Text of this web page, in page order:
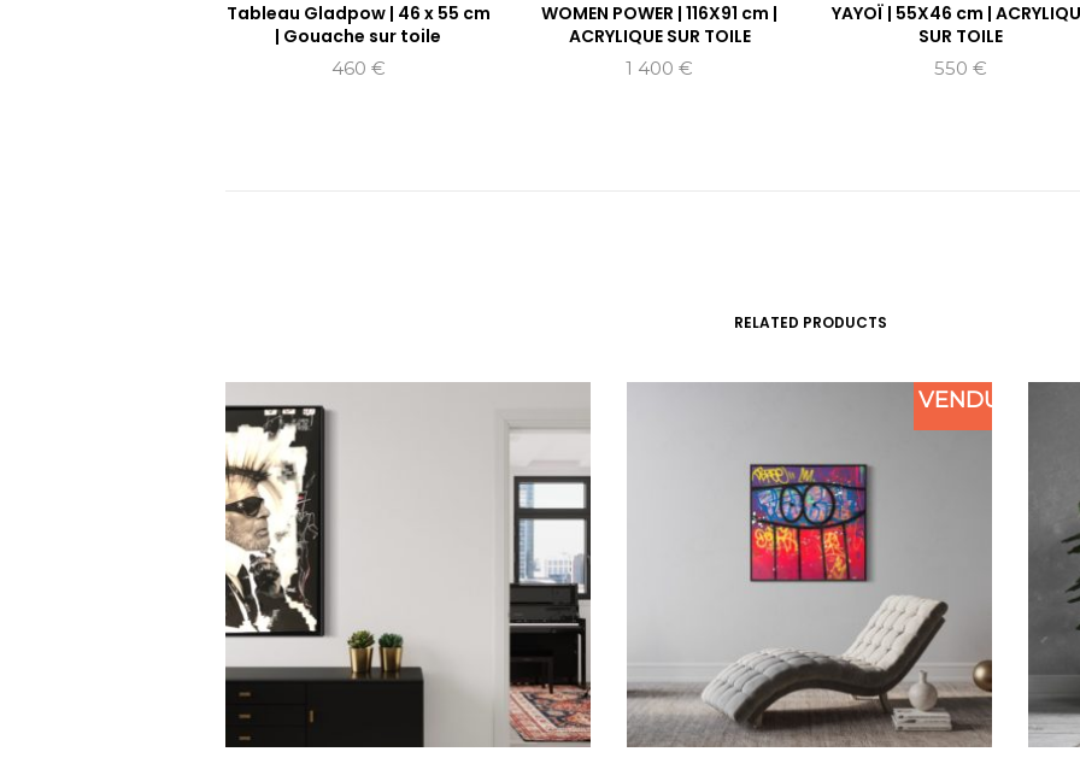
Tableau Gladpow | 46 x 55 cm
| Gouache sur toile
460 €
WOMEN POWER | 116X91 cm |
ACRYLIQUE SUR TOILE
1 400 €
YAYOÏ | 55X46 cm |
SUR TOILE
550 €
RELATED PRODUCTS
VENDU